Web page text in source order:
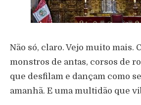
Não só, claro. Vejo muito mais.
monstros de antas, corsos de
que desfilam e dançam como
amanhã. E uma multidão que